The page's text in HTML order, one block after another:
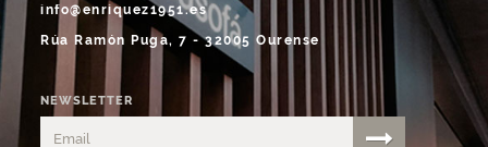
info@enriquez1951.es
Rúa Ramón Puga, 7 - 32005 Ourense
NEWSLETTER